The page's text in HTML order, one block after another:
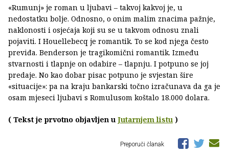
«Rumunj» je roman u ljubavi – takvoj kakvoj je, u
nedostatku bolje. Odnosno, o onim malim znacima pažnje,
naklonosti i osjećaja koji su se u takvom odnosu znali
pojaviti. I Houellebecq je romantik. To se kod njega često
previđa. Benderson je tragikomični romantik. Između
stvarnosti i tlapnje on odabire – tlapnju. I potpuno se joj
predaje. No kao dobar pisac potpuno je svjestan šire
«situacije»: pa na kraju bankarski točno izračunava da ga je
osam mjeseci ljubavi s Romulusom koštalo 18.000 dolara.
( Tekst je prvotno objavljen u Jutarnjem listu )
Preporuči članak